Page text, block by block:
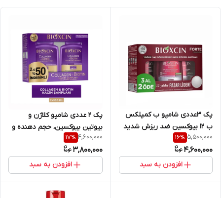
پک ۳عددی شامپو ب کمپلکس
ب ۱۲ بیوکسین ضد ریزش شدید
مو
5,500,000
16%
4,600,000
افزودن به سبد
پک ۲ عددی شامپو کلاژن و
بیوتین بیوکسین، حجم دهنده و
ضد ریزش
4,600,000
17%
3,800,000
افزودن به سبد